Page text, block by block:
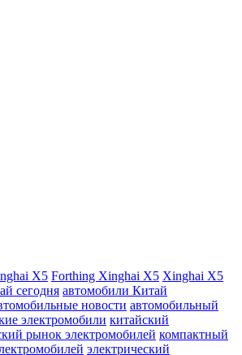
X5 Forthing Xinghai X5 Xinghai X5
сегодня автомобили Китай
новости автомобильный
электромобили китайский
рынок электромобилей компактный
электрический